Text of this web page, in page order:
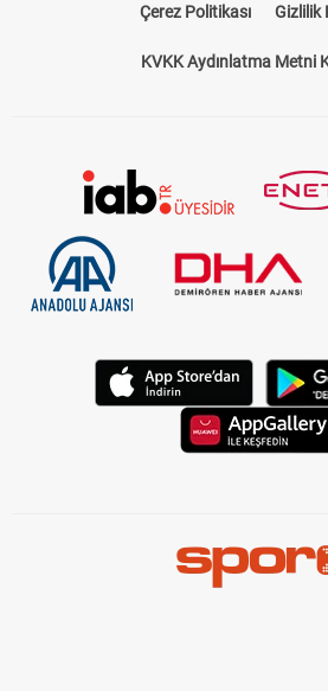
Çerez Politikası Gizlilik
KVKK Aydınlatma Metni